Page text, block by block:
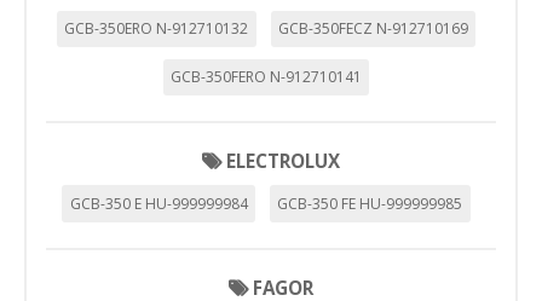
GCB-350ERO N-912710132 GCB-350FECZ N-912710169
GCB-350FERO N-912710141
ELECTROLUX
GCB-350 E HU-999999984 GCB-350 FE HU-999999985
FAGOR